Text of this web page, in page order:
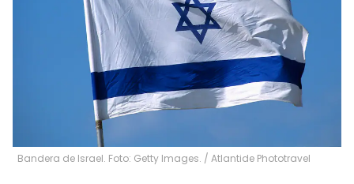
Bandera de Israel. Foto: Getty Images. / Atlantide Phototravel